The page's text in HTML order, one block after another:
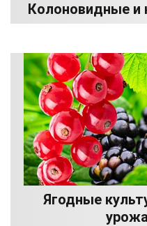
Колоновидные и
Ягодные